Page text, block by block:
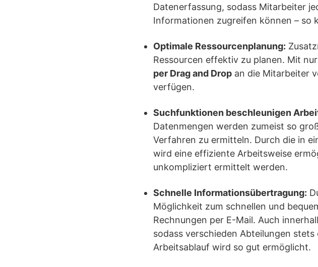
Datenerfassung, sodass Mitarbeiter
Informationen zugreifen können – so
Optimale Ressourcenplanung:
Ressourcen effektiv zu planen. Mit
per Drag and Drop an die Mitarbeiter
verfügen.
Suchfunktionen beschleunigen
Datenmengen werden zumeist so
Verfahren zu ermitteln. Durch die in
wird eine effiziente Arbeitsweise
unkompliziert ermittelt werden.
Schnelle Informationsübertragung:
Möglichkeit zum schnellen und
Rechnungen per E-Mail. Auch
sodass verschieden Abteilungen
Arbeitsablauf wird so gut ermöglicht.